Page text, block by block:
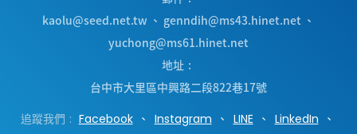
kaolu@seed.net.tw 、 genndih@ms43.hinet.net 、
yuchong@ms61.hinet.net
地址
台中市大里區中興路二段822巷17號
追蹤我們
Facebook Instagram LINE LinkedIn